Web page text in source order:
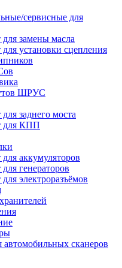
сервисные для
замены масла
установки сцепления
ШРУС
заднего моста
для КПП
аккумуляторов
генераторов
электроразъёмов
автомобильных сканеров